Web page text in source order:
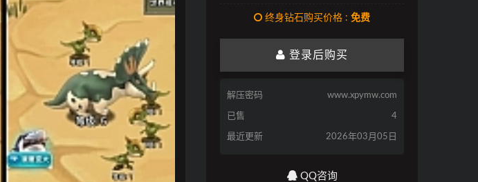
终身钻石购买价格 : 免费
登录后购买
解压密码 www.xpymw.com
已售 4
最近更新 2026年03月05日
QQ咨询